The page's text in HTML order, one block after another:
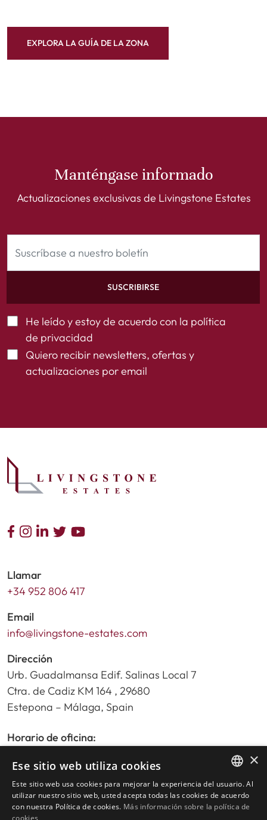
EXPLORA LA GUÍA DE LA ZONA
Manténgase informado
Actualizaciones exclusivas de Livingstone Estates
SUSCRIBIRSE
He leído y estoy de acuerdo con la política
de privacidad
Quiero recibir newsletters, ofertas y
actualizaciones por email
Llamar
+34 952 806 417
Email
info@livingstone-estates.com
Dirección
Urb. Guadalmansa Edif. Salinas Local 7
Ctra. de Cadiz KM 164 , 29680
Estepona – Málaga, Spain
Horario de oficina:
Sábados y festivos de 10:00am a 14:00pm
Inicio
ENGLISH
SPANISH
×
Ese sitio web utiliza cookies
Este sitio web usa cookies para mejorar la experiencia del usuario. Al
utilizar nuestro sitio web, usted acepta todas las cookies de acuerdo
con nuestra Política de cookies. Más información sobre la política de
cookies